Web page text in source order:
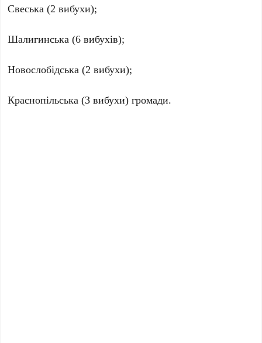
Свеська (2 вибухи);
Шалигинська (6 вибухів);
Новослобідська (2 вибухи);
Краснопільська (3 вибухи) громади.